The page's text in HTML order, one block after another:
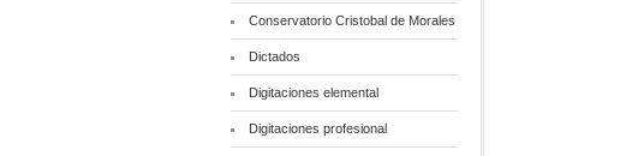
Conservatorio Cristobal de Morales
Dictados
Digitaciones elemental
Digitaciones profesional